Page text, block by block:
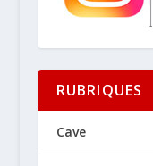
RUBRIQUES
Cave